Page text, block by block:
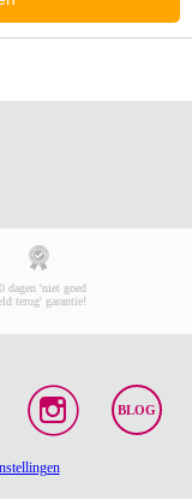
dagen 'niet goed
terug' garantie!
BLOG